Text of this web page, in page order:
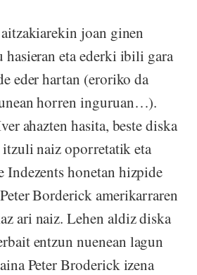
joan ginen
eta ederki ibili gara
eder hartan (eroriko da
horren inguruan…).
ahazten hasita, beste diska
naiz oporretatik eta
Indezents honetan hizpide
Borderick amerikarraren
ari naiz. Lehen aldiz diska
entzun nuenean lagun
Peter Broderick izena